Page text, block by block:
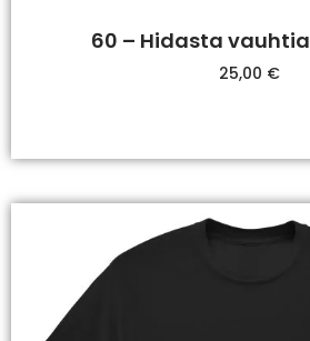
60 – Hidasta
25,00 €